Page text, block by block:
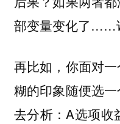
部变量变化了……
再比如，你面对
糊的印象随便选
去分析：A选项收